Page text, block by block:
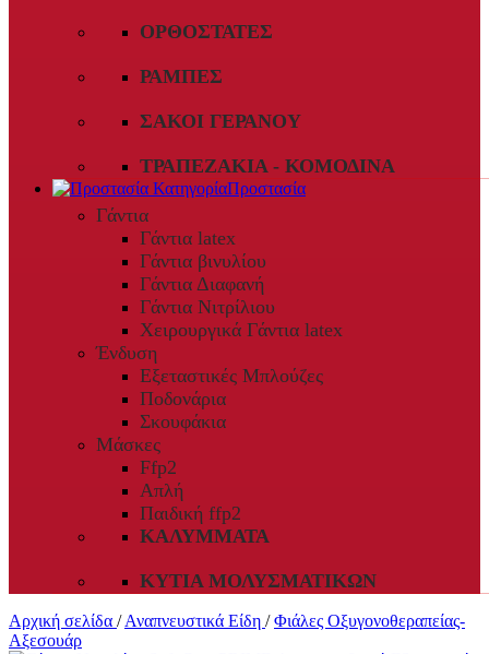
ΟΡΘΟΣΤΆΤΕΣ
ΡΆΜΠΕΣ
ΣΆΚΟΙ ΓΕΡΑΝΟΎ
ΤΡΑΠΕΖΆΚΙΑ - ΚΟΜΟΔΊΝΑ
Προστασία
Γάντια
Γάντια latex
Γάντια βινυλίου
Γάντια Διαφανή
Γάντια Νιτρίλιου
Χειρουργικά Γάντια latex
Ένδυση
Εξεταστικές Μπλούζες
Ποδονάρια
Σκουφάκια
Μάσκες
Ffp2
Απλή
Παιδική ffp2
ΚΑΛΎΜΜΑΤΑ
ΚΥΤΊΑ ΜΟΛΥΣΜΑΤΙΚΏΝ
Αρχική σελίδα / Αναπνευστικά Είδη / Φιάλες Οξυγονοθεραπείας-
Αξεσουάρ